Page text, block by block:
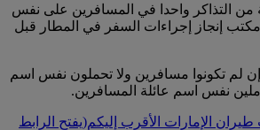
من التذاكر واحدا في المسافرين على نفس
مكتب إنجاز إجراءات السفر في المطار قبل
لم تكونوا مسافرين ولا تحملون نفس اسم
نفس اسم عائلة المسافرين.
الإمارات الأقرب إليكم(يفتح الرابط